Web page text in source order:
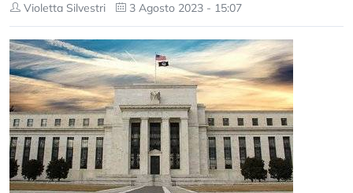
Violetta Silvestri 3 Agosto 2023 - 15:07